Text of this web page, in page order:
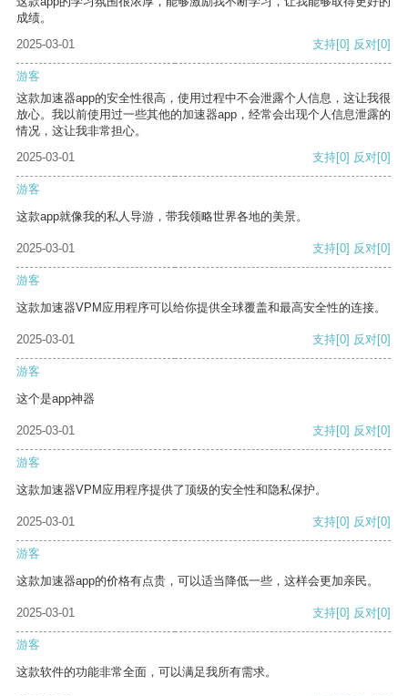
成绩。
2025-03-01
支持[0] 反对[0]
游客
这款加速器app的安全性很高，使用过程中不会泄露个人信息，这让我很
放心。我以前使用过一些其他的加速器app，经常会出现个人信息泄露的
情况，这让我非常担心。
2025-03-01
支持[0] 反对[0]
游客
这款app就像我的私人导游，带我领略世界各地的美景。
2025-03-01 支持[0] 反对[0]
游客
这款加速器VPM应用程序可以给你提供全球覆盖和最高安全性的连接。
2025-03-01 支持[0] 反对[0]
游客
这个是app神器
2025-03-01 支持[0] 反对[0]
游客
这款加速器VPM应用程序提供了顶级的安全性和隐私保护。
2025-03-01 支持[0] 反对[0]
游客
这款加速器app的价格有点贵，可以适当降低一些，这样会更加亲民。
2025-03-01 支持[0] 反对[0]
游客
这款软件的功能非常全面，可以满足我所有需求。